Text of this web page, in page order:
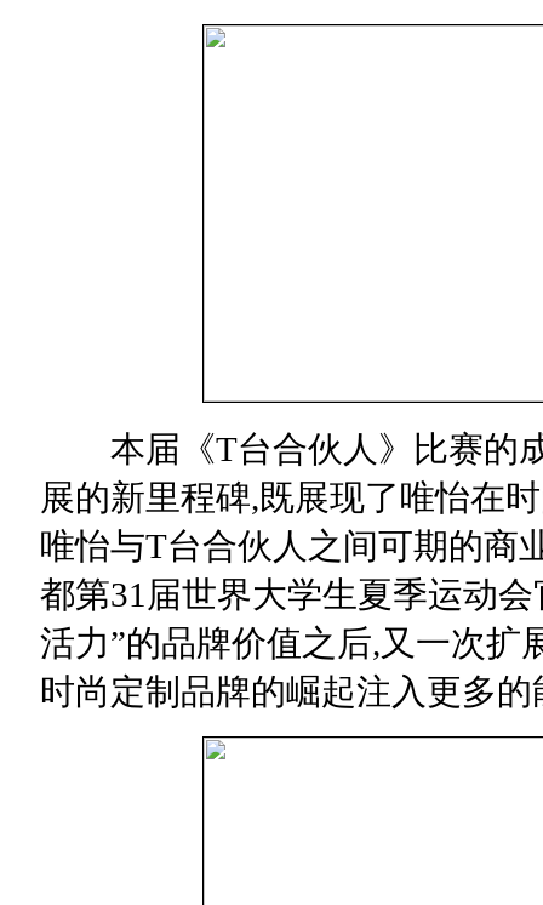
本届《T台合伙人》比赛的
展的新里程碑,既展现了唯怡在
唯怡与T台合伙人之间可期的商
都第31届世界大学生夏季运动
活力”的品牌价值之后,又一次扩
时尚定制品牌的崛起注入更多的